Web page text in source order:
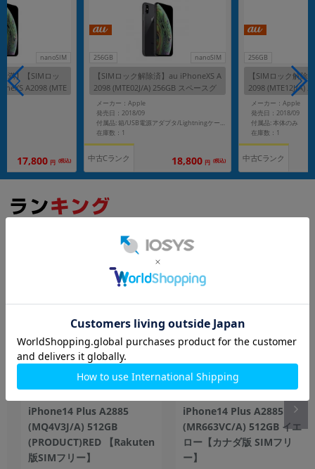
nanoSIM
満】【SIMロッ
A2098 (MTE
スグレイ
17,800 円 (税込)
256GB nanoSIM
【SIMロック解除済】au iPhoneXS A
2098 (MTE02J/A) 256GB スペースグ
レイ
メーカー：Apple
発売日：2018/09
付属品: 箱/USB電源アダプタ/Lightningケーブル/イヤホン(Lightningコネクタ)/SIMカードツール/マニュアル
在庫数：1
中古Cランク 18,800 円 (税込)
256GB
【SIMロック解除
2098 (MTE12J/A)
メーカー：Apple
発売日：2018/09
付属品: 本体のみ
在庫数：1
中古Cランク
iPhone14 Plus A2885
(MQ4V3J/A) 512GB
(PRODUCT)RED 【Rakuten
版SIMフリー】
iPhone14 Plus A2885
(MR663VC/A) 512GB イエ
ロー【カナダ版 SIMフリ
ー】